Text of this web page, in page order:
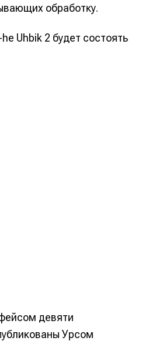
обработку.
Uhbik 2 будет состоять
девяти
Урсом